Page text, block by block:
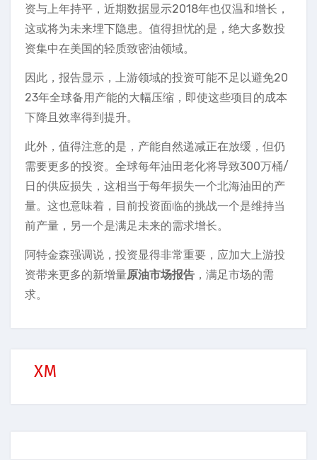
资与上年持平，近期数据显示2018年也仅温和增长，
这或将为未来埋下隐患。值得担忧的是，绝大多数投
资集中在美国的轻质致密油领域。
因此，报告显示，上游领域的投资可能不足以避免20
23年全球备用产能的大幅压缩，即使这些项目的成本
下降且效率得到提升。
此外，值得注意的是，产能自然递减正在放缓，但仍
需要更多的投资。全球每年油田老化将导致300万桶/
日的供应损失，这相当于每年损失一个北海油田的产
量。这也意味着，目前投资面临的挑战一个是维持当
前产量，另一个是满足未来的需求增长。
阿特金森强调说，投资显得非常重要，应加大上游投
资带来更多的新增量原油市场报告 ，满足市场的需
求。
XM